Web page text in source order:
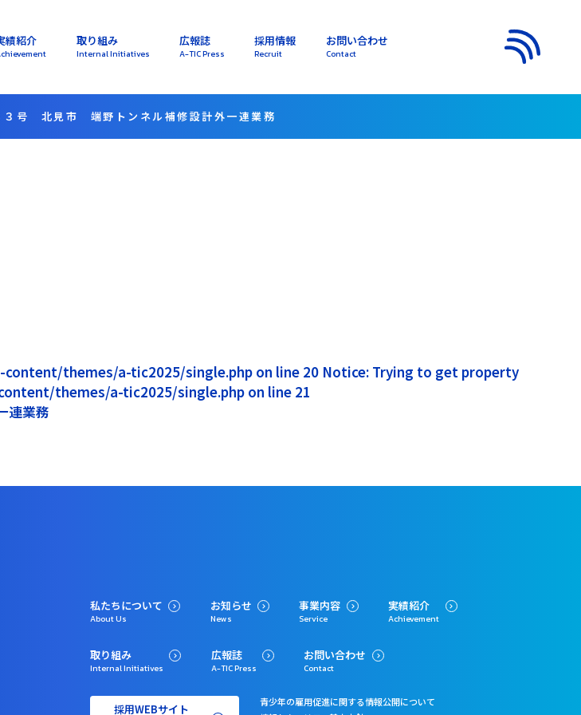
績紹介 取り組み
Internal Initiatives
広報誌
A-TIC Press
採用情報
Recruit
お問い合わせ
Contact
号 北見市 端野トンネル補修設計外一連業務
themes/a-tic2025/single.php on line 20 Notice: Trying to get property
themes/a-tic2025/single.php on line 21
連業務
私たちについて
About Us
お知らせ
News
事業内容
Service
実績紹介
Achievement
取り組み
Internal Initiatives
広報誌
A-TIC Press
お問い合わせ
Contact
採用WEBサイト
青少年の雇用促進に関する情報公開について